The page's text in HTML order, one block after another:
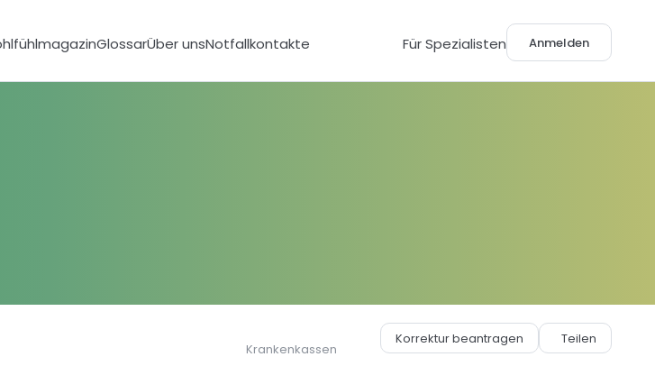
GlossarÜber unsNotfallkontakte Für Spezialisten Anmelden
Krankenkassen
Korrektur beantragen Teilen